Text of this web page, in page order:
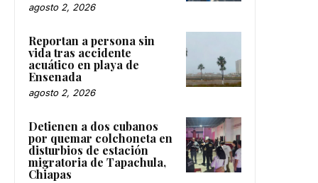
agosto 2, 2026
Reportan a persona sin
vida tras accidente
acuático en playa de
Ensenada
agosto 2, 2026
Detienen a dos cubanos
por quemar colchoneta en
disturbios de estación
migratoria de Tapachula,
Chiapas